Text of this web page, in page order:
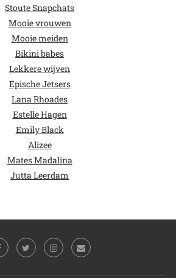
Stoute Snapchats
Mooie vrouwen
Mooie meiden
Bikini babes
Lekkere wijven
Epische Jetsers
Lana Rhoades
Estelle Hagen
Emily Black
Alizee
Mates Madalina
Jutta Leerdam